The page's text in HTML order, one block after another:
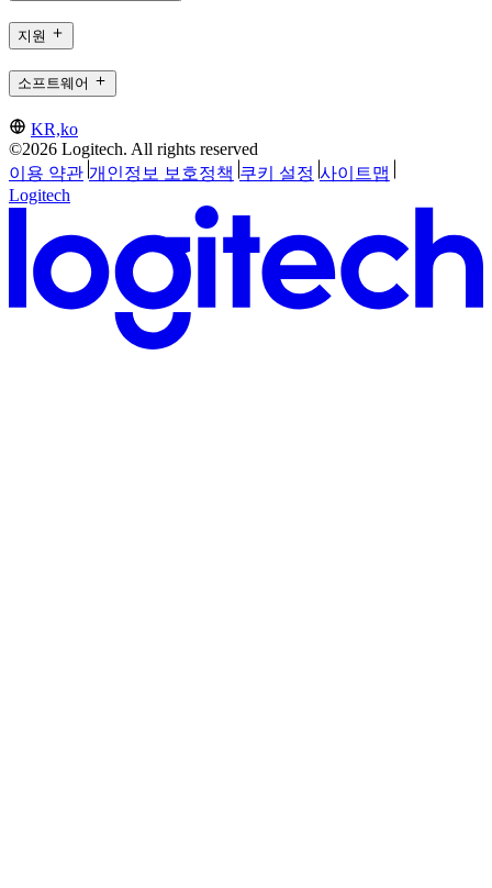
지원
소프트웨어
KR,ko
©2026 Logitech. All rights reserved
이용 약관 개인정보 보호정책 쿠키 설정 사이트맵
Logitech